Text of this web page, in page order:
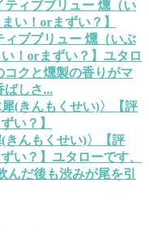
ブブリュー 燻（いぶ
！orまずい？】 ユタロ
クと燻製の香りがマ
ばしさ...
んもくせい)〉【評
い？】 ユタローです、
だ後も渋みが尾を引